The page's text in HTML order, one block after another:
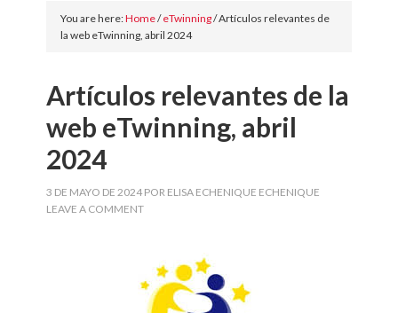
You are here:Home/eTwinning/Artículos relevantes de
la web eTwinning, abril 2024
Artículos relevantes de la
web eTwinning, abril
2024
3 DE MAYO DE 2024 POR ELISA ECHENIQUE ECHENIQUE
LEAVE A COMMENT